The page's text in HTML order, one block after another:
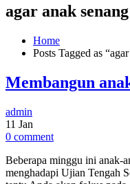
agar anak
Home
Posts Tagged as
Membangun
admin
11 Jan
0 comment
Beberapa minggu ini anak-
menghadapi Ujian Tengah